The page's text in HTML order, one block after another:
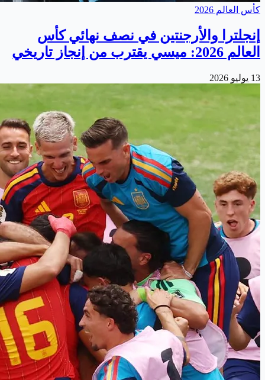
كأس العالم 2026
إنجلترا والأرجنتين في نصف نهائي كأس
العالم 2026: ميسي يقترب من إنجاز تاريخي
13 يوليو 2026